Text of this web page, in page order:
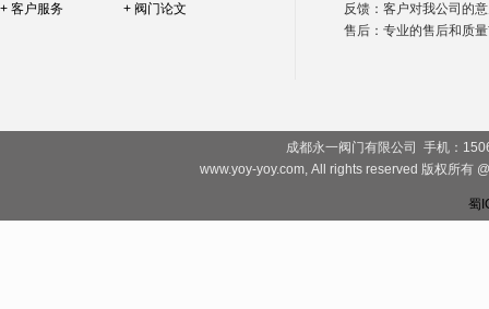
+ 客户服务
+ 阀门论文
反馈：客户对我公司的
售后：专业的售后和质
成都永一阀门有限公司 手机：
www.yoy-yoy.com, All rights reserved 版权所有
蜀